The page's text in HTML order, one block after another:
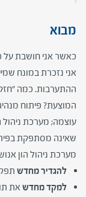
מבוא
כאשר אני חושבת על
ההתערבות. כמה
המוצעת? פיתוח
עוצמה; מערכת ניהול
שאינה מסתפקת
מערכת ניהול הון
להגדיר מחדש
למקד מחדשאת